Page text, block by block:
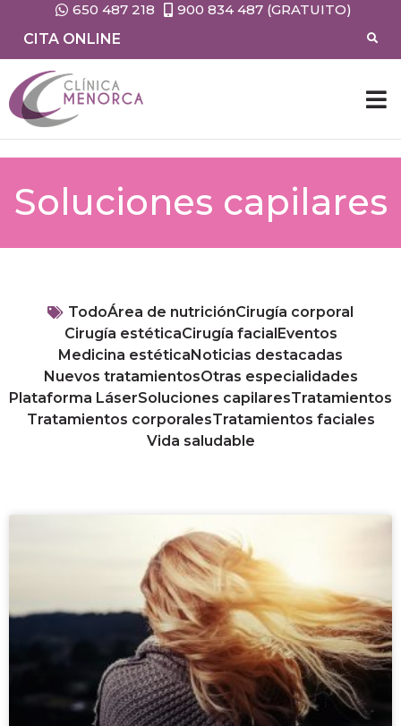
650 487 218
900 834 487 (GRATUITO)
CITA ONLINE
Soluciones capilares
TodoÁrea de nutriciónCirugía corporal
Cirugía estéticaCirugía facialEventos
Medicina estéticaNoticias destacadas
Nuevos tratamientosOtras especialidades
Plataforma LáserSoluciones capilaresTratamientos
Tratamientos corporalesTratamientos faciales
Vida saludable